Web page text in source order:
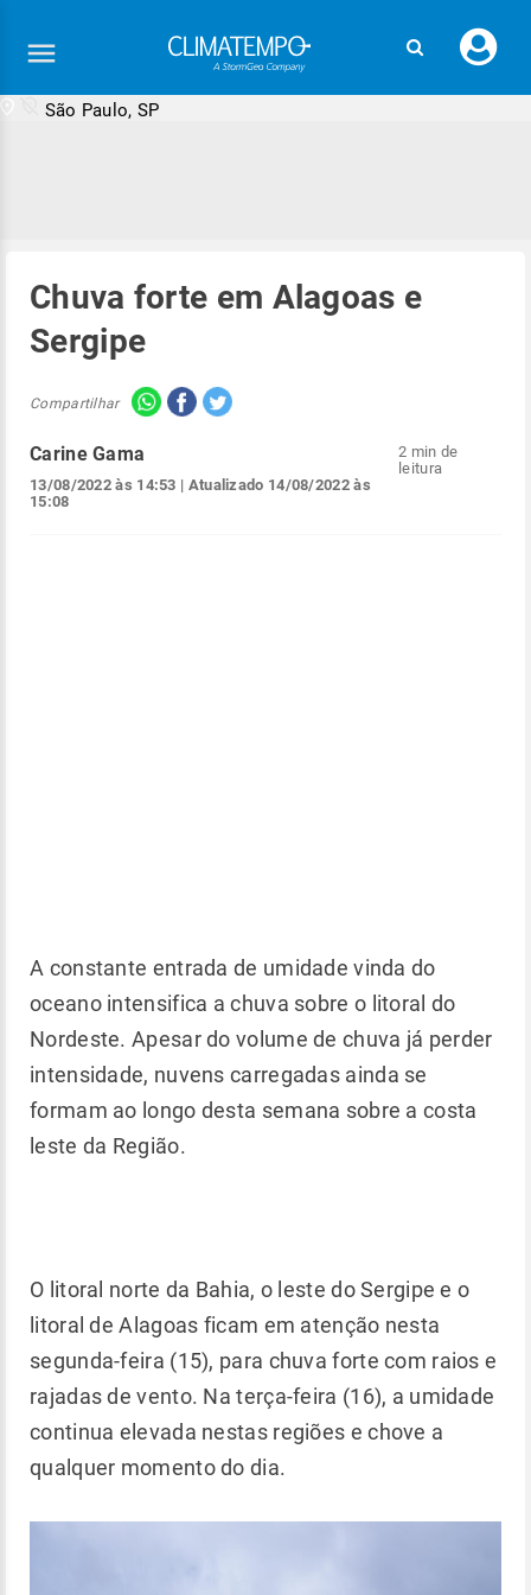
seu
São Paulo, SP
Chuva forte em Alagoas e
Sergipe
Compartilhar
Carine Gama
13/08/2022 às 14:53 | Atualizado 14/08/2022 às
15:08
2 min de
leitura
A constante entrada de umidade vinda do
oceano intensifica a chuva sobre o litoral do
Nordeste. Apesar do volume de chuva já perder
intensidade, nuvens carregadas ainda se
formam ao longo desta semana sobre a costa
leste da Região.
O litoral norte da Bahia, o leste do Sergipe e o
litoral de Alagoas ficam em atenção nesta
segunda-feira (15), para chuva forte com raios e
rajadas de vento. Na terça-feira (16), a umidade
continua elevada nestas regiões e chove a
qualquer momento do dia.